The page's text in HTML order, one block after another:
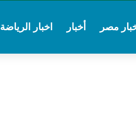
مصر أخبار اخبار الرياضة